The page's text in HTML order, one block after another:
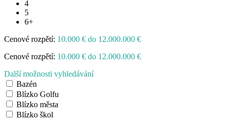
4
5
6+
Cenové rozpětí: 10.000 € do 12.000.000 €
Cenové rozpětí: 10.000 € do 12.000.000 €
Další možnosti vyhledávání
Bazén
Blízko Golfu
Blízko města
Blízko škol